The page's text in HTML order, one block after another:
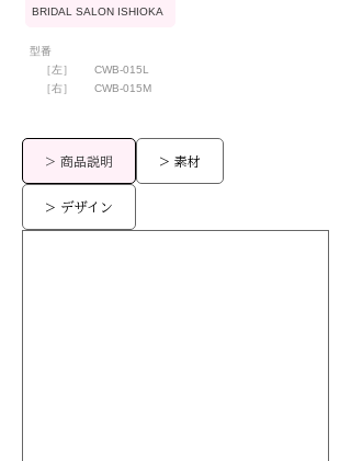
BRIDAL SALON ISHIOKA
型番
［左］
［右］
CWB-015L
CWB-015M
> 商品説明 > 素材
> デザイン